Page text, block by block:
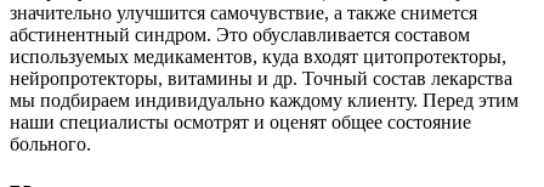
значительно улучшится самочувствие, а также снимется
абстинентный синдром. Это обуславливается составом
используемых медикаментов, куда входят цитопротекторы,
нейропротекторы, витамины и др. Точный состав лекарства
мы подбираем индивидуально каждому клиенту. Перед этим
наши специалисты осмотрят и оценят общее состояние
больного.